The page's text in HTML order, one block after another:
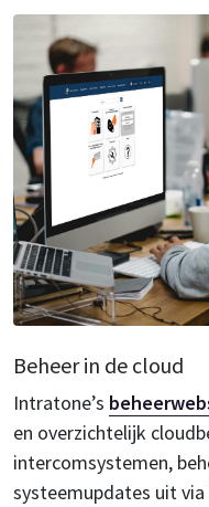
Beheer in de cloud
Intratone’s
en overzichtelijk
intercomsystemen,
systeemupdates uit